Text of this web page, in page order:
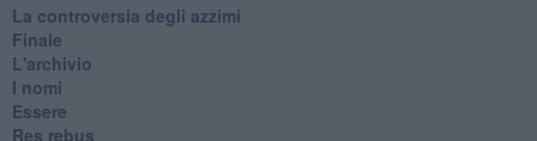
La controversia degli azzimi
Finale
L'archivio
I nomi
Essere
Res rebus